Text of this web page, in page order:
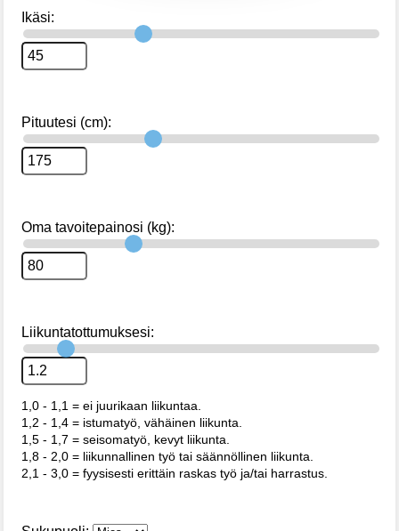
Ikäsi:
Pituutesi (cm):
Oma tavoitepainosi (kg):
Liikuntatottumuksesi:
1,0 - 1,1 = ei juurikaan liikuntaa.
1,2 - 1,4 = istumatyö, vähäinen liikunta.
1,5 - 1,7 = seisomatyö, kevyt liikunta.
1,8 - 2,0 = liikunnallinen työ tai säännöllinen liikunta.
2,1 - 3,0 = fyysisesti erittäin raskas työ ja/tai harrastus.